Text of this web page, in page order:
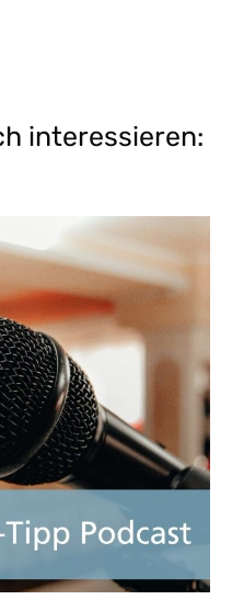
interessieren: